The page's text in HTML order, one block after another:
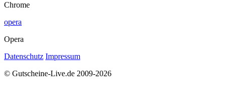
Chrome
opera
Opera
Datenschutz Impressum
© Gutscheine-Live.de 2009-2026